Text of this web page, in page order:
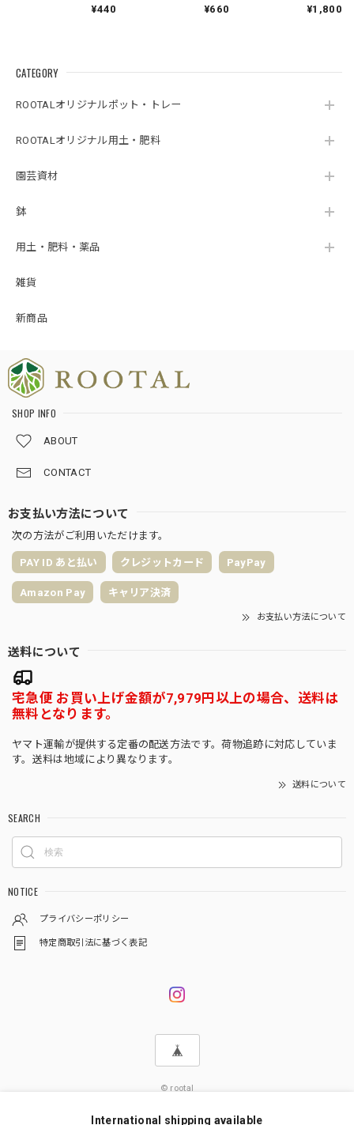
¥440 ¥660
７cmポット24個・ト
¥1,800
CATEGORY
ROOTALオリジナルポット・トレー
ROOTALオリジナル用土・肥料
園芸資材
鉢
用土・肥料・薬品
雑貨
新商品
SHOP INFO
ABOUT
CONTACT
お支払い方法について
次の方法がご利用いただけます。
PAY ID あと払い クレジットカード PayPay
Amazon Pay キャリア決済
お支払い方法について
送料について
宅急便 お買い上げ金額が7,979円以上の場合、送料は
無料となります。
ヤマト運輸が提供する定番の配送方法です。荷物追跡に対応していま
す。送料は地域により異なります。
送料について
SEARCH
NOTICE
プライバシーポリシー
特定商取引法に基づく表記
© rootal
International shipping available